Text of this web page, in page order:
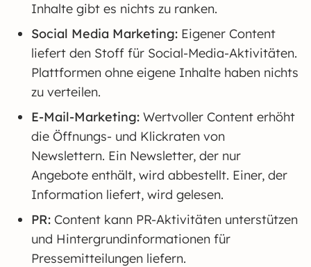
Inhalte gibt es nichts zu ranken.
Social Media Marketing: Eigener Content
liefert den Stoff für Social-Media-Aktivitäten.
Plattformen ohne eigene Inhalte haben nichts
zu verteilen.
E-Mail-Marketing: Wertvoller Content erhöht
die Öffnungs- und Klickraten von
Newslettern. Ein Newsletter, der nur
Angebote enthält, wird abbestellt. Einer, der
Information liefert, wird gelesen.
PR: Content kann PR-Aktivitäten unterstützen
und Hintergrundinformationen für
Pressemitteilungen liefern.